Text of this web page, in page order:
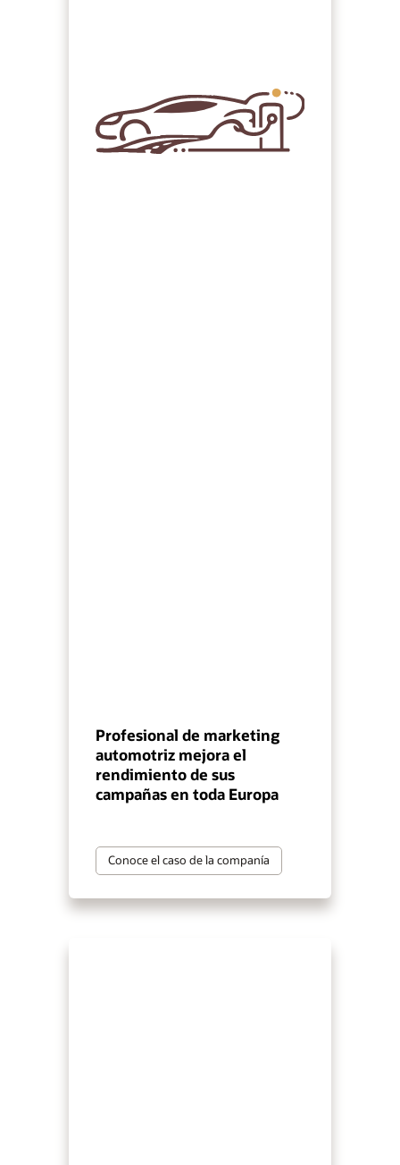
Profesional de marketing
automotriz mejora el
rendimiento de sus
campañas en toda Europa
Conoce el caso de la companía